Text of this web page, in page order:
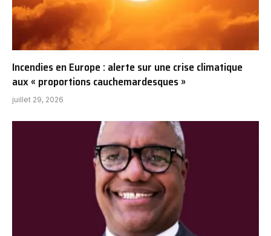
Incendies en Europe : alerte sur une crise climatique
aux « proportions cauchemardesques »
juillet 29, 2026